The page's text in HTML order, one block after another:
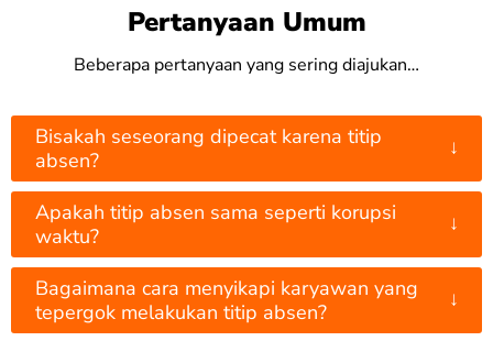
Pertanyaan Umum
Beberapa pertanyaan yang sering diajukan…
Bisakah seseorang dipecat karena titip
absen?
↓
Apakah titip absen sama seperti korupsi
waktu?
↓
Bagaimana cara menyikapi karyawan yang
tepergok melakukan titip absen?
↓